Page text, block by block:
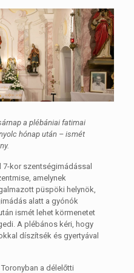
a plébániai fatimai
hónap után – ismét
kor szentségimádással
amelynek
püspöki helynök,
alatt a gyónók
ismét lehet körmenetet
A plébános kéri, hogy
díszítsék és gyertyával
a délelőtti